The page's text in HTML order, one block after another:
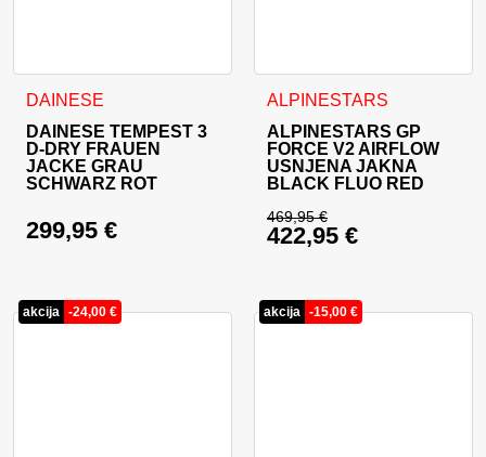
DAINESE
DAINESE TEMPEST 3
D-DRY FRAUEN
JACKE GRAU
SCHWARZ ROT
299,95 €
Dieses Produkt weist mehrere Varianten auf. Die Optionen
ALPINESTARS
ALPINESTARS GP
FORCE V2 AIRFLOW
USNJENA JAKNA
BLACK FLUO RED
469,95€
Ursprünglicher
422,95 €
Dieses Produkt weist
akcija -24,00 € akcija -15,00 €